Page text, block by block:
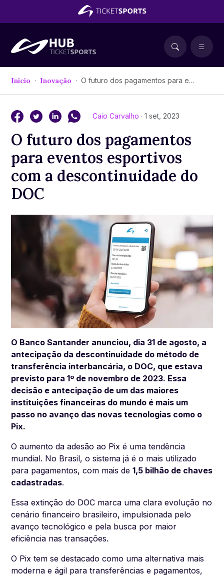
Início Inovação O futuro dos pagamentos para eventos esportivos com a descontinuidade do DOC
Caio Carvalho · 1 set, 2023
O futuro dos pagamentos
para eventos esportivos
com a descontinuidade do
DOC
O Banco Santander anunciou, dia 31 de agosto, a
antecipação da descontinuidade do método de
transferência interbancária, o DOC, que estava
previsto para 1º de novembro de 2023. Essa
decisão e antecipação de um das maiores
instituições financeiras do mundo é mais um
passo no avanço das novas tecnologias como o
Pix.
O aumento da adesão ao Pix é uma tendência
mundial. No Brasil, o sistema já é o mais utilizado
para pagamentos, com mais de 1,5 bilhão de chaves
cadastradas.
Essa extinção do DOC marca uma clara evolução no
cenário financeiro brasileiro, impulsionada pelo
avanço tecnológico e pela busca por maior
eficiência nas transações.
O Pix tem se destacado como uma alternativa mais
moderna e ágil para transferências e pagamentos,